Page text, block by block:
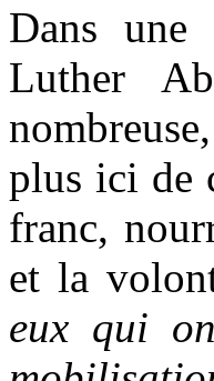
Dans une
Luther
plus ici de
franc,
et la
eux qui